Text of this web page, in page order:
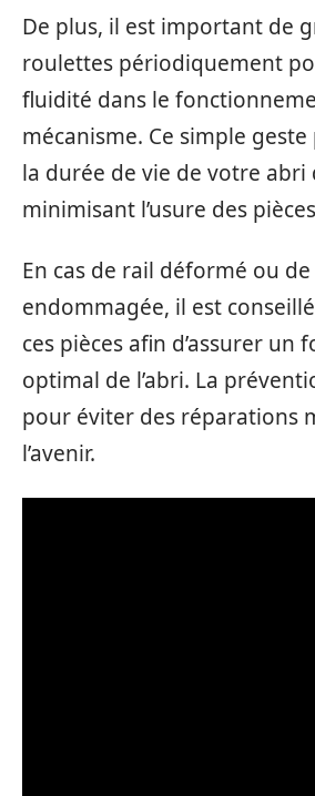
De plus, il est important de
roulettes périodiquement
fluidité dans le
mécanisme. Ce simple
la durée de vie de votre abri
minimisant l’usure des
En cas de rail déformé ou
endommagée, il est
ces pièces afin d’assurer un
optimal de l’abri. La
pour éviter des réparations
l’avenir.